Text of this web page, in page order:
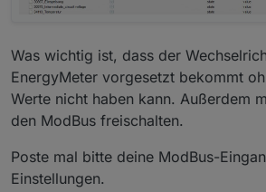
Was wichtig ist, dass der
EnergyMeter vorgesetzt bekommt
Werte nicht haben kann. Außerdem
den ModBus freischalten.
Poste mal bitte deine ModBus-
Einstellungen.